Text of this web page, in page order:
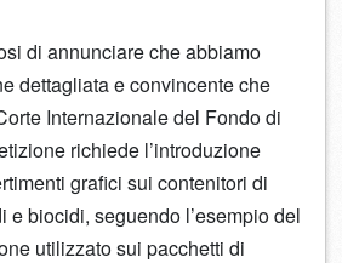
di annunciare che abbiamo
dettagliata e convincente che
Internazionale del Fondo di
richiede l’introduzione
grafici sui contenitori di
e biocidi, seguendo l’esempio del
utilizzato sui pacchetti di